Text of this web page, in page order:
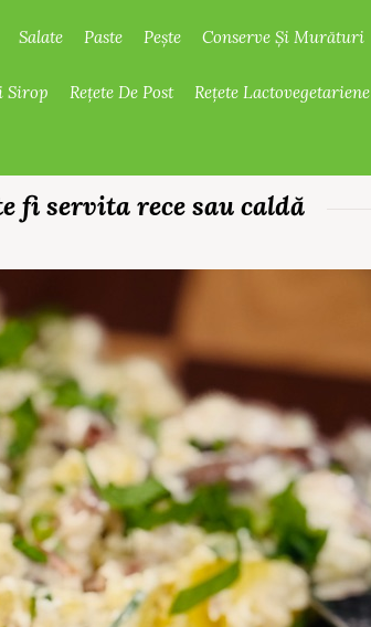
Salate Paste Pește Conserve Și Murături
Sirop Rețete De Post Rețete Lactovegetariene
fi servita rece sau caldă